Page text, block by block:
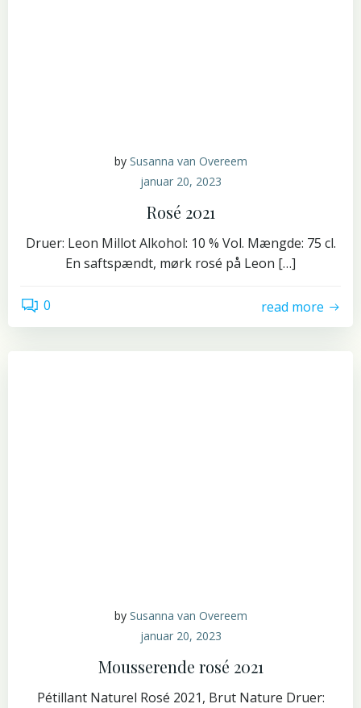
by Susanna van Overeem
januar 20, 2023
Rosé 2021
Druer: Leon Millot Alkohol: 10 % Vol. Mængde: 75 cl.
En saftspændt, mørk rosé på Leon […]
0 read more
by Susanna van Overeem
januar 20, 2023
Mousserende rosé 2021
Pétillant Naturel Rosé 2021, Brut Nature Druer: